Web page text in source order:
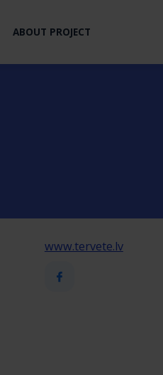
ABOUT PROJECT
www.tervete.lv